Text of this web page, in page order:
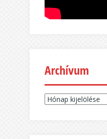
Archívum
Archívum